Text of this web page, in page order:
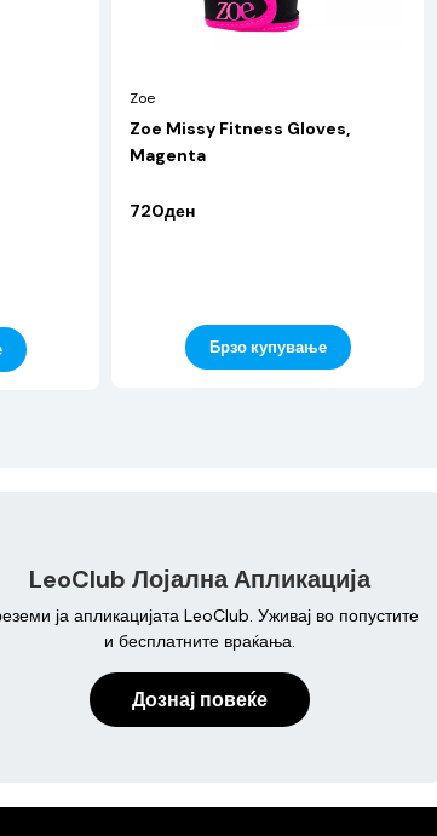
Zoe
Zoe Missy Fitness Gloves,
Magenta
720ден
Брзо купување
LeoClub Лојална Апликација
ја апликацијата LeoClub. Уживај во попустите
и бесплатните враќања.
Дознај повеќе